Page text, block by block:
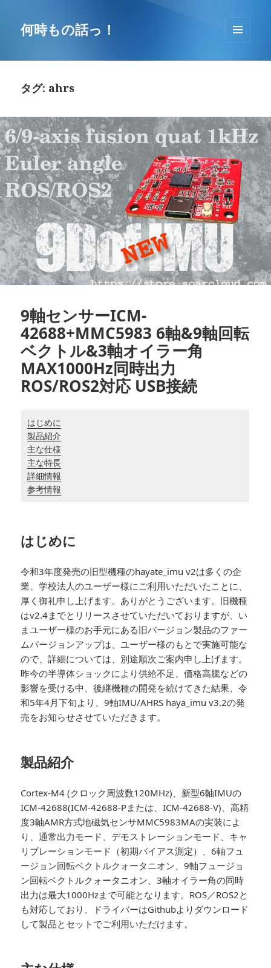
何時もの話っ！
ーとウ
タグ: ahrs
9軸センサーICM-
42688+MMC5983 6軸&9軸回転
ベクトル&3軸オイラー角
MAX1000Hz同時出力
ROS/ROS2対応 USB接続
はじめに
製品紹介
主な仕様
主な特長
詳細情報
参考情報
はじめに
令和3年度発売の旧型機種のhayate_imu v2は多くの企
業、学校法人のユーザー様にご利用いただいたことに、
厚く御礼申し上げます。ありがとうございます。旧機種
はv2.4までとリリースさせていただいておりますが、い
まユーザー様のお手元にある旧バージョン製品のファー
ムバージョンアップは、ユーザー様のもとで実施可能な
ので、詳細については、別途順次ご案内申し上げます。
昨今の半導体ショックにより供給不足、価格高騰などの
影響を受ける中、後継機種の開発を続けてきた結果、令
和5年4月下旬より、9軸IMU/AHRS haya_imu v3.2の発
売をお知らせさせていただきます。
製品紹介
Cortex-M4 (クロック周波数120MHz)、新型6軸IMUの
ICM-42688(ICM-42688-Pまたは、ICM-42688-V)、高精
度3軸AMR方式地磁気センサMMC5983MAの実装によ
り、通常出力モード、デモストレーションモード、キャ
リブレーションモード（初期バイアス測定）、6軸フュ
ージョン回転ベクトルクォータニオン、9軸フュージョ
ン回転ベクトルクォータニオン、3軸オイラー角の同時
出力は最大1000Hzまで可能となります。ROS／ROS2と
も対応しており、ドライバーはGithubよりダウンロード
して製品とセットでご利用いただけます。